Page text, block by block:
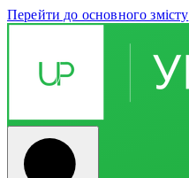
Перейти до основного змісту